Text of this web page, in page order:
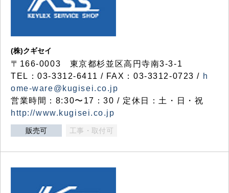
(株)クギセイ
〒166-0003 東京都杉並区高円寺南3-3-1
TEL：03-3312-6411 / FAX：03-3312-0723 / h
ome-ware@kugisei.co.jp
営業時間：8:30〜17：30 / 定休日：土・日・祝
http://www.kugisei.co.jp
販売可 工事・取付可